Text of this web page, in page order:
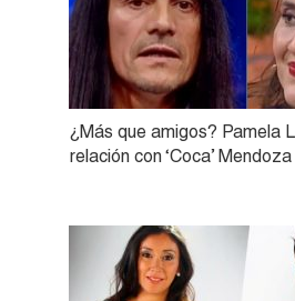
¿Más que amigos? Pamela
relación con ‘Coca’ Mendoza